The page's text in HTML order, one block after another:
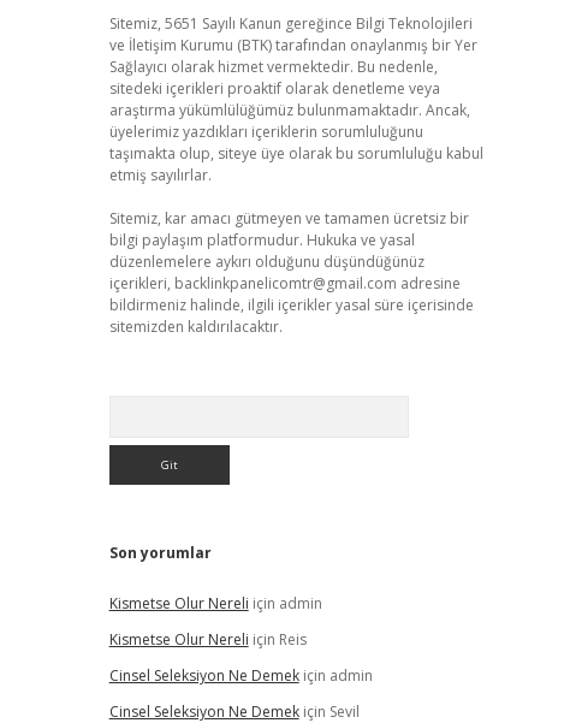
Sitemiz, 5651 Sayılı Kanun gereğince Bilgi Teknolojileri
ve İletişim Kurumu (BTK) tarafından onaylanmış bir Yer
Sağlayıcı olarak hizmet vermektedir. Bu nedenle,
sitedeki içerikleri proaktif olarak denetleme veya
araştırma yükümlülüğümüz bulunmamaktadır. Ancak,
üyelerimiz yazdıkları içeriklerin sorumluluğunu
taşımakta olup, siteye üye olarak bu sorumluluğu kabul
etmiş sayılırlar.
Sitemiz, kar amacı gütmeyen ve tamamen ücretsiz bir
bilgi paylaşım platformudur. Hukuka ve yasal
düzenlemelere aykırı olduğunu düşündüğünüz
içerikleri, backlinkpanelicomtr@gmail.com adresine
bildirmeniz halinde, ilgili içerikler yasal süre içerisinde
sitemizden kaldırılacaktır.
Son yorumlar
Kismetse Olur Nereli için admin
Kismetse Olur Nereli için Reis
Cinsel Seleksiyon Ne Demekiçin admin
Cinsel Seleksiyon Ne Demekiçin Sevil